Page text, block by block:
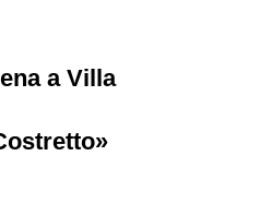
a Villa